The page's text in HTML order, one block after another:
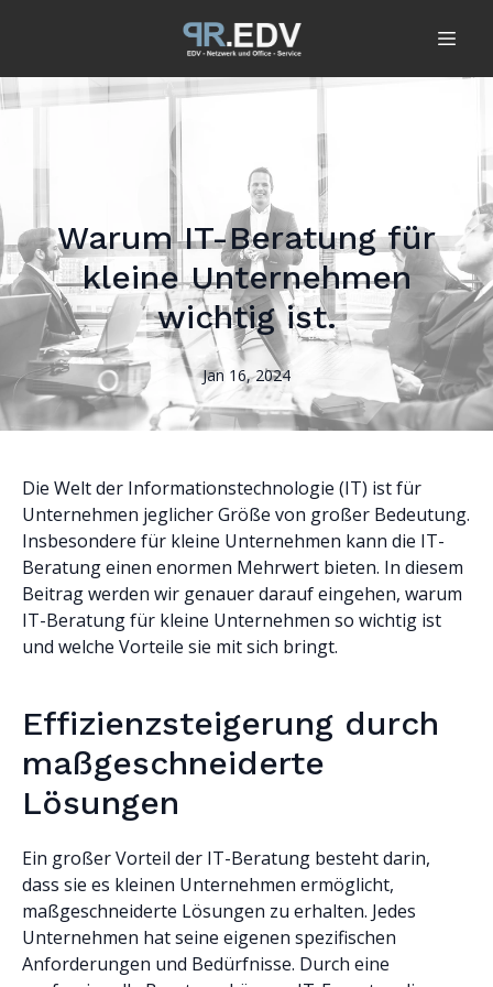
Warum IT-Beratung für
kleine Unternehmen
wichtig ist.
Jan 16, 2024
Die Welt der Informationstechnologie (IT) ist für
Unternehmen jeglicher Größe von großer Bedeutung.
Insbesondere für kleine Unternehmen kann die IT-
Beratung einen enormen Mehrwert bieten. In diesem
Beitrag werden wir genauer darauf eingehen, warum
IT-Beratung für kleine Unternehmen so wichtig ist
und welche Vorteile sie mit sich bringt.
Effizienzsteigerung durch
maßgeschneiderte
Lösungen
Ein großer Vorteil der IT-Beratung besteht darin,
dass sie es kleinen Unternehmen ermöglicht,
maßgeschneiderte Lösungen zu erhalten. Jedes
Unternehmen hat seine eigenen spezifischen
Anforderungen und Bedürfnisse. Durch eine